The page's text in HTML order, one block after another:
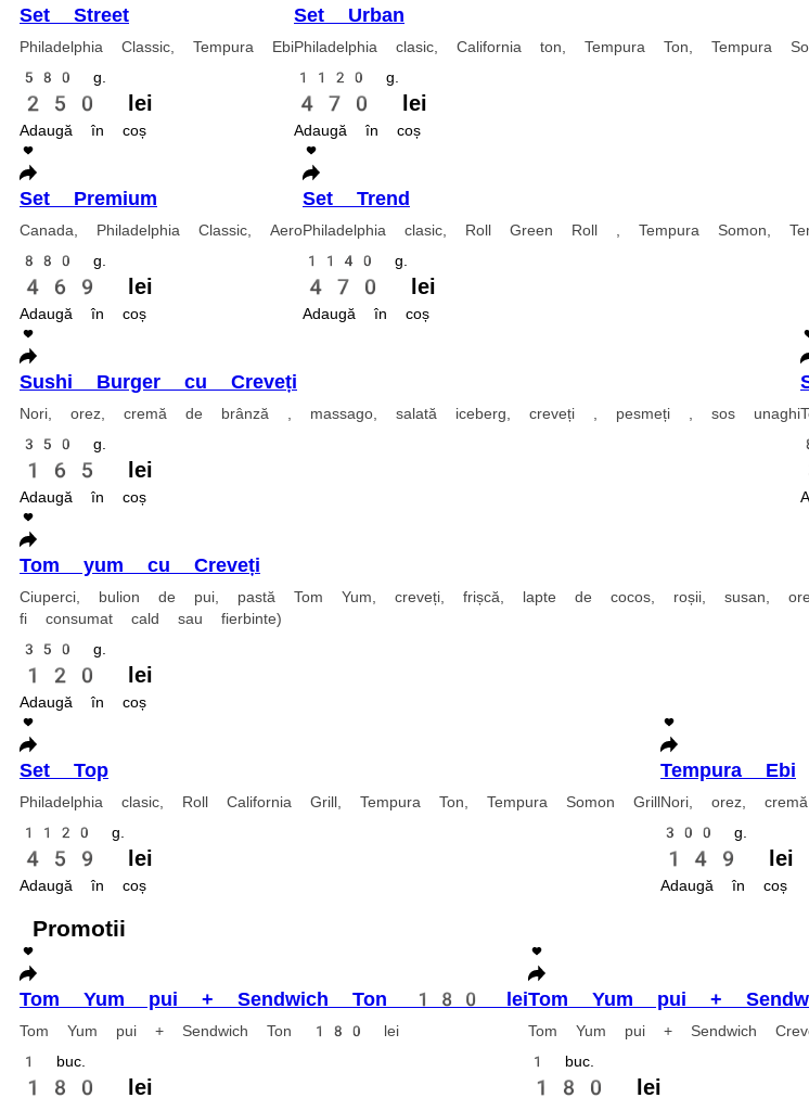
Set Street
Philadelphia Classic, Tempura Ebi
580 g.
250 lei
Adaugă în coș
Set Urban
Philadelphia clasic, California ton, Tempura Ton, Tempura Somon
1120 g.
470 lei
Adaugă în coș
Philadelphia Classic
Nori, orez, cremă de brânză, castraveți, somon și avocado
285 g.
149 lei
Adaugă în coș
Set Premium
880 g.
469 lei
Adaugă în coș
Set Trend
Philadelphia clasic, Roll Green Roll , Tempura Somon, Tempura Ebi
1140 g.
Adaugă în coș
Sushi Burger cu Creveți
Nori, orez, cremă de brânză , massago, salată iceberg, creveți , pesmeți , sos unaghi
350 g.
165 lei
Adaugă în coș